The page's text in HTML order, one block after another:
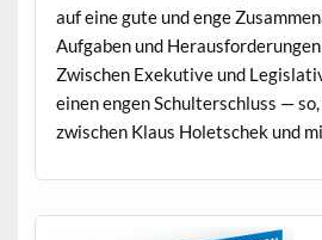
auf eine gute und enge
Auf­gaben und
Zwis­chen Exeku­tive und
einen engen Schul­ter­schluss —
zwis­chen Klaus Holetschek und